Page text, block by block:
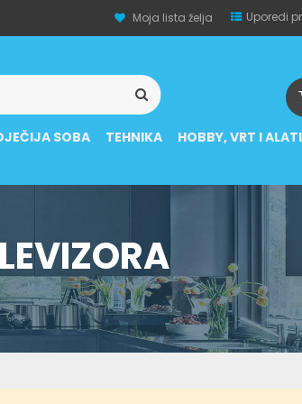
Moja lista želja Uporedi
SOBA TEHNIKA HOBBY, VRT I ALATI